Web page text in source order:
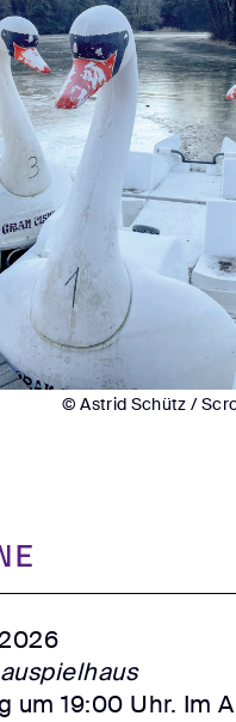
© Astrid Schütz /
um 19:00 Uhr. Im